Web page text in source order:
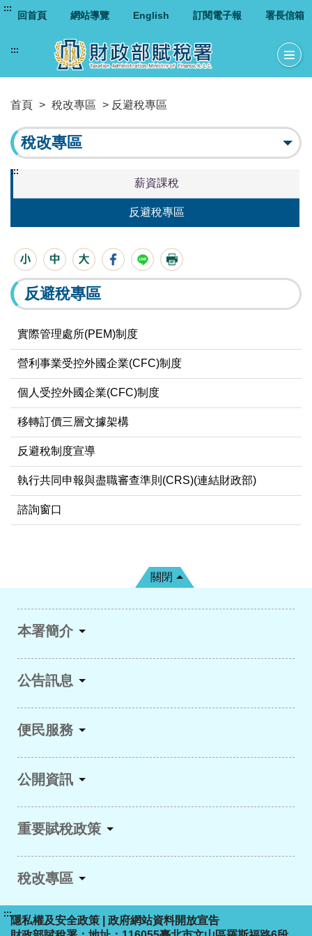
:::
回首頁 網站導覽 English 訂閱電子報 署長信箱
首頁 > 稅改專區 > 反避稅專區
:::
稅改專區
薪資課稅
反避稅專區
:::
反避稅專區
實際管理處所(PEM)制度
營利事業受控外國企業(CFC)制度
個人受控外國企業(CFC)制度
移轉訂價三層文據架構
反避稅制度宣導
執行共同申報與盡職審查準則(CRS)(連結財政部)
諮詢窗口
關閉
本署簡介
公告訊息
便民服務
公開資訊
重要賦稅政策
稅改專區
:::
隱私權及安全政策
政府網站資料開放宣告